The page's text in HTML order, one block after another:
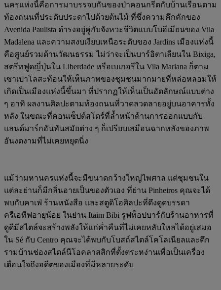
นครแห่งนี้คือการมาบรรจบกันของป่าคอนกรีตกับบ้านเรือนตาม
ท้องถนนที่ประดับประดาไปด้วยต้นไม้ ที่ซึ่งความคึกคักของ
Avenida Paulista ดำรงอยู่คู่กับจังหวะชีวิตแบบโบฮีเมียนของ Vila
Madalena และความสงบเงียบเหนือระดับของ Jardins เมืองแห่งนี้
คือศูนย์รวมด้านวัฒนธรรม ไม่ว่าจะเป็นบาร์อิตาเลียนใน Bixiga,
สตรีทฟูดญี่ปุ่นใน Liberdade หรือเบเกอรีใน Vila Mariana ก็ตาม
เซาเปาโลสะท้อนให้เห็นภาพของชุมชนมากมายที่หล่อหลอมให้
เกิดเป็นเมืองแห่งนี้ขึ้นมา ที่ปรากฏให้เห็นเป็นอัตลักษณ์แบบต่าง
ๆ อาทิ ผลงานศิลปะตามท้องถนนที่วาดลวดลายอยู่บนอาคารทั้ง
หลัง ในขณะที่คอนเซ็ปต์สโตร์ที่ล้ำหน้าด้านการออกแบบกับ
แลนด์มาร์กอันทันสมัยต่าง ๆ ก็เปรียบเสมือนฉากหลังของภาพ
อันงดงามที่ไม่เคยหยุดนิ่ง
แม้ว่ามหานครแห่งนี้จะมีขนาดกว้างใหญ่ไพศาล แต่ชุมชนใน
แต่ละย่านก็มีกลิ่นอายเป็นของตัวเอง ที่ย่าน Pinheiros คุณจะได้
พบกับคาเฟ่ ร้านหนังสือ และสตูดิโอศิลปะที่ดึงดูดบรรดา
ครีเอทีฟอายุน้อย ในย่าน Itaim Bibi รูฟท็อปบาร์กับร้านอาหารที่
ดูดีมีสไตล์จะสร้างพลังให้แก่ค่ำคืนที่ไม่เคยหลับใหลได้อยู่เสมอ
ใน Sé กับ Centro คุณจะได้พบกับโบสถ์สไตล์โคโลเนียลและตึก
รามบ้านช่องสไตล์นีโอคลาสสิกที่ตั้งตระหง่านเพื่อเป็นเครื่อง
เตือนใจถึงอดีตของเมืองที่มีหลายระดับ